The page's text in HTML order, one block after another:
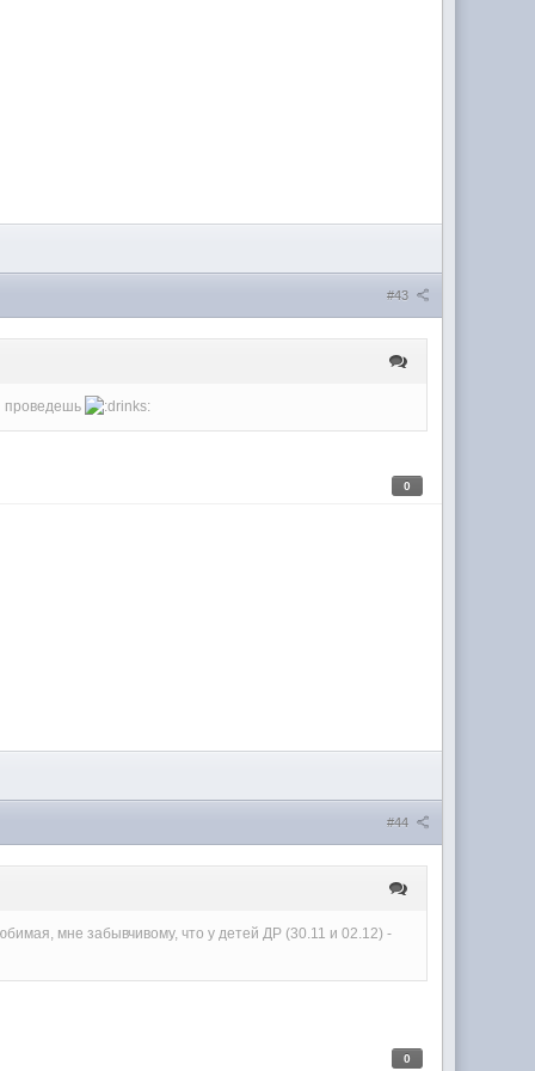
#43
проведешь
0
#44
мне забывчивому, что у детей ДР (30.11 и 02.12) -
0